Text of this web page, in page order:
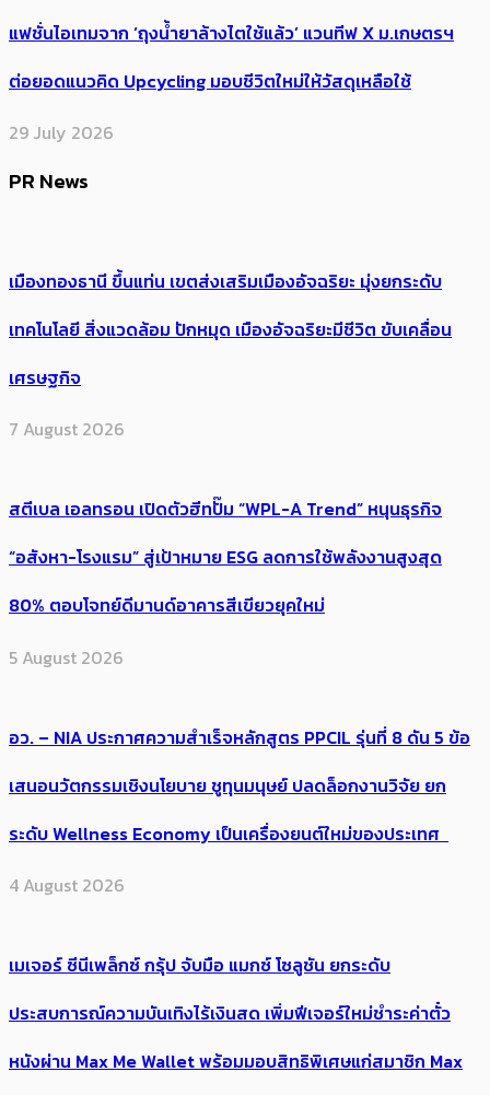
แฟชั่นไอเทมจาก ‘ถุงน้ำยาล้างไตใช้แล้ว’ แวนทีฟ X ม.เกษตรฯ
ต่อยอดแนวคิด Upcycling มอบชีวิตใหม่ให้วัสดุเหลือใช้
29 July 2026
PR News
เมืองทองธานี ขึ้นแท่น เขตส่งเสริมเมืองอัจฉริยะ มุ่งยกระดับ
เทคโนโลยี สิ่งแวดล้อม ปักหมุด เมืองอัจฉริยะมีชีวิต ขับเคลื่อน
เศรษฐกิจ
7 August 2026
สตีเบล เอลทรอน เปิดตัวฮีทปั๊ม “WPL-A Trend” หนุนธุรกิจ
“อสังหา-โรงแรม” สู่เป้าหมาย ESG ลดการใช้พลังงานสูงสุด
80% ตอบโจทย์ดีมานด์อาคารสีเขียวยุคใหม่
5 August 2026
อว. – NIA ประกาศความสำเร็จหลักสูตร PPCIL รุ่นที่ 8 ดัน 5 ข้อ
เสนอนวัตกรรมเชิงนโยบาย ชูทุนมนุษย์ ปลดล็อกงานวิจัย ยก
ระดับ Wellness Economy เป็นเครื่องยนต์ใหม่ของประเทศ
4 August 2026
เมเจอร์ ซีนีเพล็กซ์ กรุ้ป จับมือ แมกซ์ โซลูชัน ยกระดับ
ประสบการณ์ความบันเทิงไร้เงินสด เพิ่มฟีเจอร์ใหม่ชำระค่าตั๋ว
หนังผ่าน Max Me Wallet พร้อมมอบสิทธิพิเศษแก่สมาชิก Max